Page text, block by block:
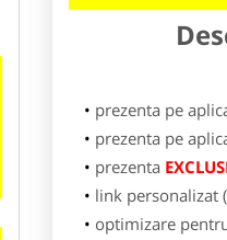
prezenta pe
prezenta pe
prezenta
link personalizat
optimizare